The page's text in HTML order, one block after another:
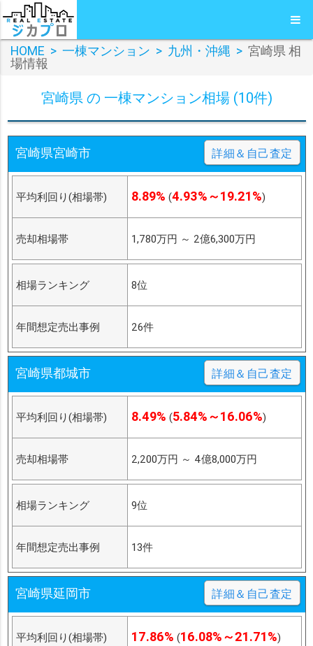
HOME > 一棟マンション > 九州・沖縄 > 宮崎県 相
場情報
宮崎県 の 一棟マンション相場 (10件)
宮崎県宮崎市 詳細＆自己査定
平均利回り(相場帯) 8.89% (4.93%～19.21%)
売却相場帯 1,780万円 ～ 2億6,300万円
相場ランキング 8位
年間想定売出事例 26件
宮崎県都城市 詳細＆自己査定
平均利回り(相場帯) 8.49% (5.84%～16.06%)
売却相場帯 2,200万円 ～ 4億8,000万円
相場ランキング 9位
年間想定売出事例 13件
宮崎県延岡市 詳細＆自己査定
平均利回り(相場帯) 17.86% (16.08%～21.71%)